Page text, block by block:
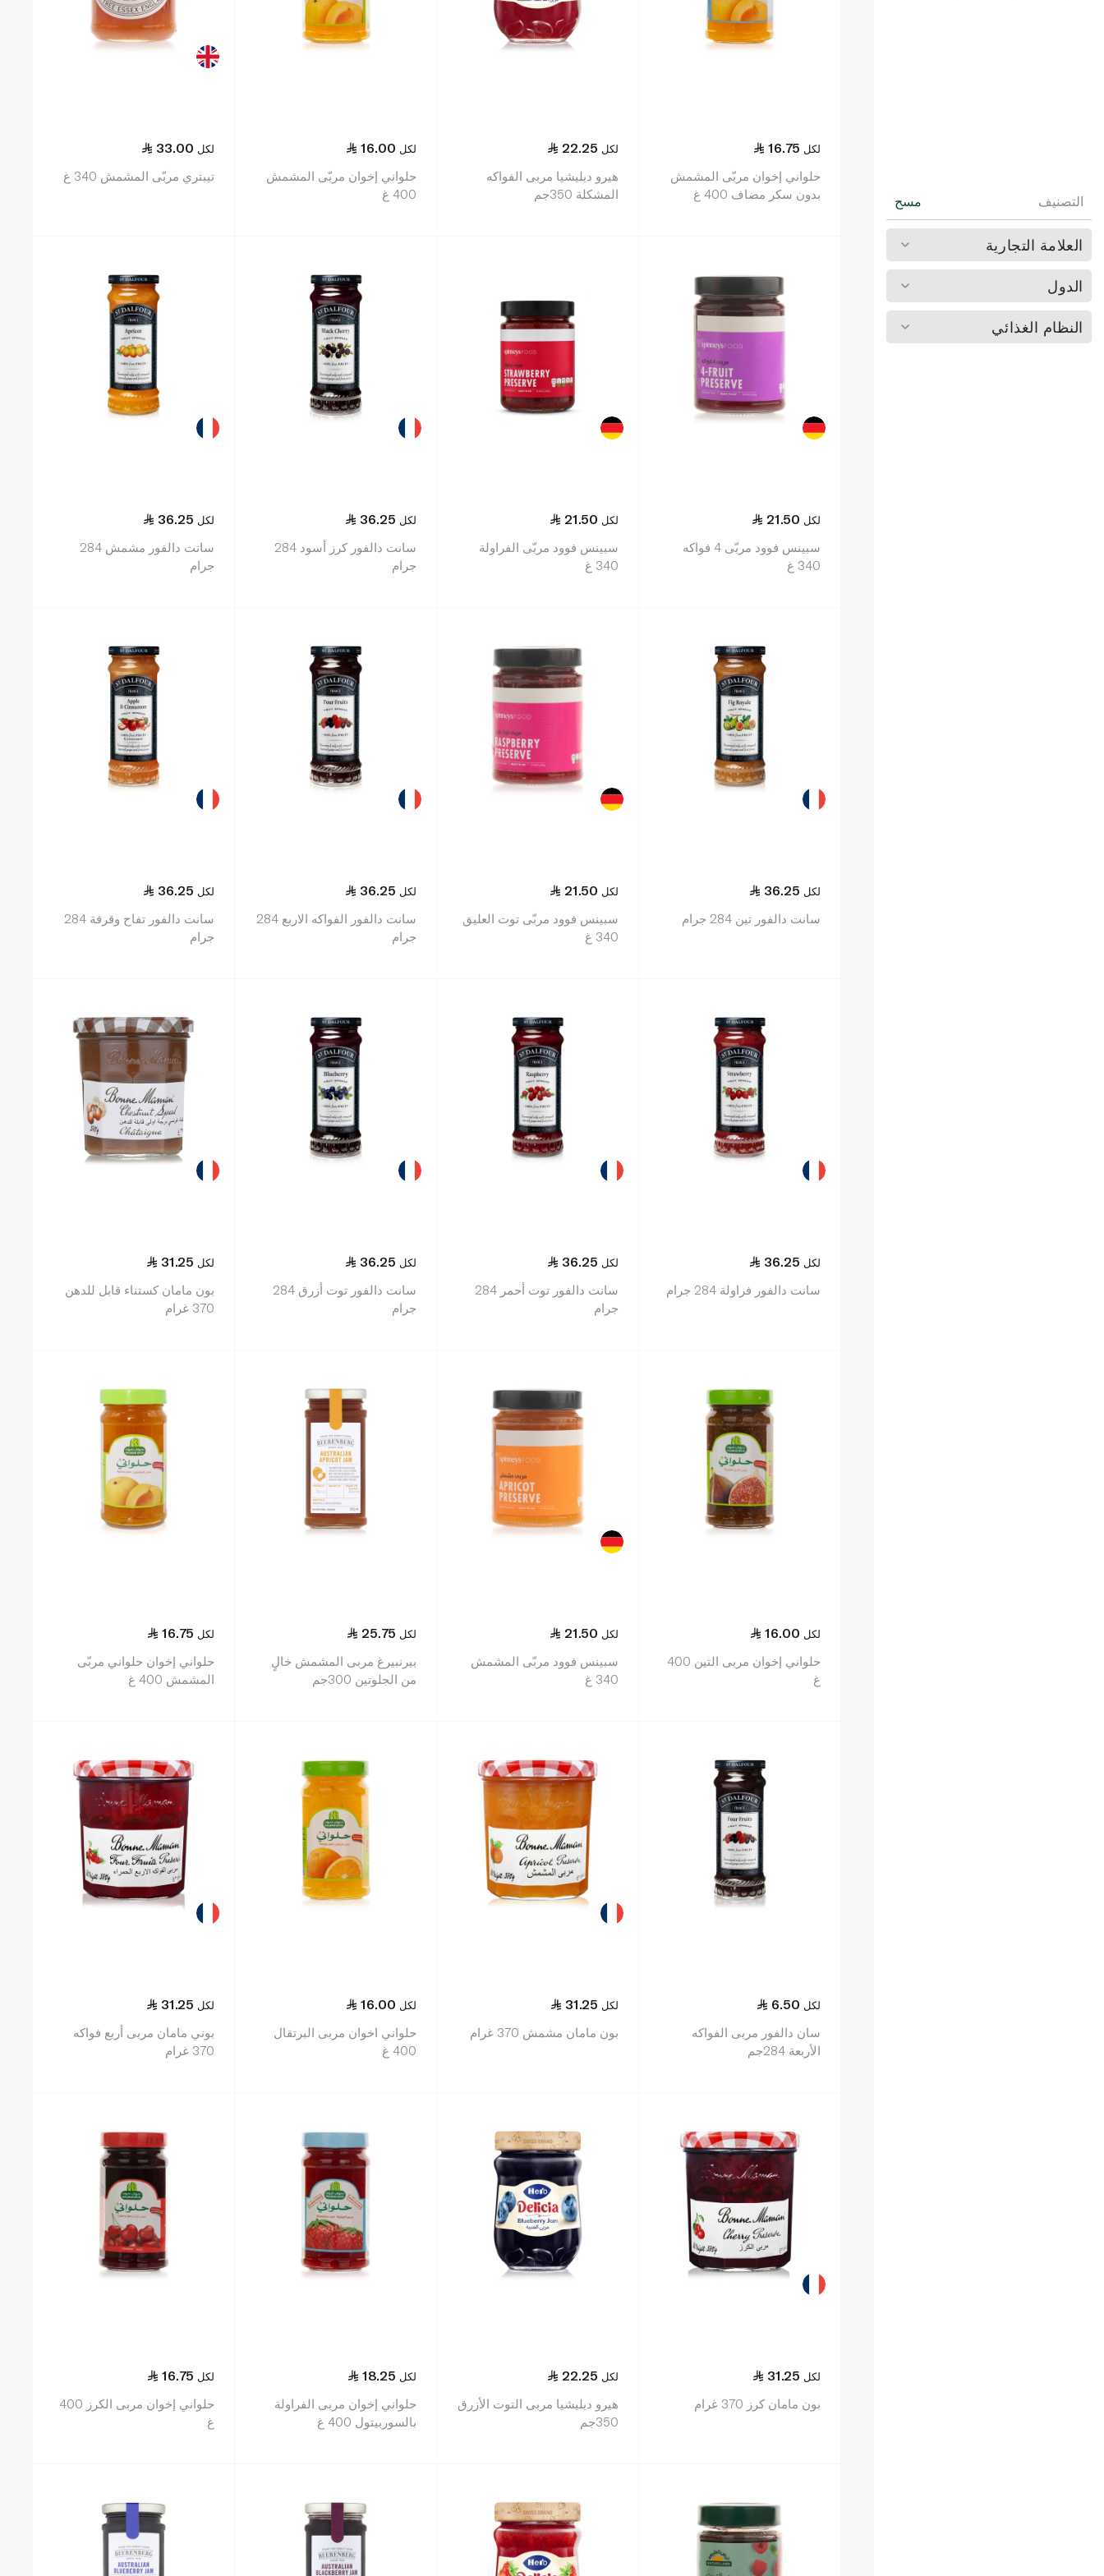
التصنيف مسح
العلامة التجارية
الدول
النظام الغذائي
16.75 لكل
حلواني إخوان مربّى المشمش
بدون سكر مضاف 400 غ
22.25 لكل
هيرو ديليشيا مربى الفواكه
المشكلة 350جم
16.00 لكل
حلواني إخوان مربّى المشمش
400 غ
33.00 لكل
تيبتري مربّى المشمش 340 غ
21.50 لكل
سبينس فوود مربّى 4 فواكه
340 غ
21.50 لكل
سبينس فوود مربّى الفراولة
340 غ
36.25 لكل
سانت دالفور كرز أسود 284
جرام
36.25 لكل
سانت دالفور مشمش 284
جرام
36.25 لكل
سانت دالفور تين 284 جرام
21.50 لكل
سبينس فوود مربّى توت العليق
340 غ
36.25 لكل
سانت دالفور الفواكه الاربع 284
جرام
36.25 لكل
سانت دالفور تفاح وقرفة 284
جرام
36.25 لكل
سانت دالفور فراولة 284 جرام
36.25 لكل
سانت دالفور توت أحمر 284
جرام
36.25 لكل
سانت دالفور توت أزرق 284
جرام
31.25 لكل
بون مامان كستناء قابل للدهن
370 غرام
16.00 لكل
حلواني إخوان مربى التين 400
غ
21.50 لكل
سبينس فوود مربّى المشمش
340 غ
25.75 لكل
بيرنبيرغ مربى المشمش خالٍ
من الجلوتين 300جم
16.75 لكل
حلواني إخوان حلواني مربّى
المشمش 400 غ
6.50 لكل
سان دالفور مربى الفواكه
الأربعة 284جم
31.25 لكل
بون مامان مشمش 370 غرام
16.00 لكل
حلواني اخوان مربى البرتقال
400 غ
31.25 لكل
بوني مامان مربى أربع فواكه
370 غرام
31.25 لكل
بون مامان كرز 370 غرام
22.25 لكل
هيرو ديليشيا مربى التوت الأزرق
350جم
18.25 لكل
حلواني إخوان مربى الفراولة
بالسوربيتول 400 غ
16.75 لكل
حلواني إخوان مربى الكرز 400
غ